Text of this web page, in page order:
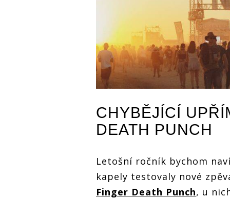
CHYBĚJÍCÍ
DEATH PUNCH
Letošní ročník bychom
kapely testovaly nové
Finger Death Punch, u